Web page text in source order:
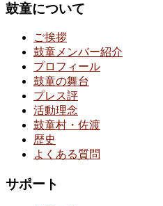
鼓童について
ご挨拶
鼓童メンバー紹介
プロフィール
鼓童の舞台
プレス評
活動理念
鼓童村・佐渡
歴史
よくある質問
サポート